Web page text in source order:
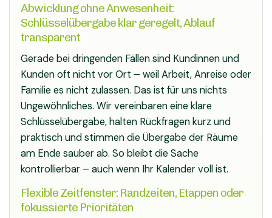
Abwicklung ohne Anwesenheit:
Schlüsselübergabe klar geregelt, Ablauf
transparent
Gerade bei dringenden Fällen sind Kundinnen und
Kunden oft nicht vor Ort – weil Arbeit, Anreise oder
Familie es nicht zulassen. Das ist für uns nichts
Ungewöhnliches. Wir vereinbaren eine klare
Schlüsselübergabe, halten Rückfragen kurz und
praktisch und stimmen die Übergabe der Räume
am Ende sauber ab. So bleibt die Sache
kontrollierbar – auch wenn Ihr Kalender voll ist.
Flexible Zeitfenster: Randzeiten, Etappen oder
fokussierte Prioritäten